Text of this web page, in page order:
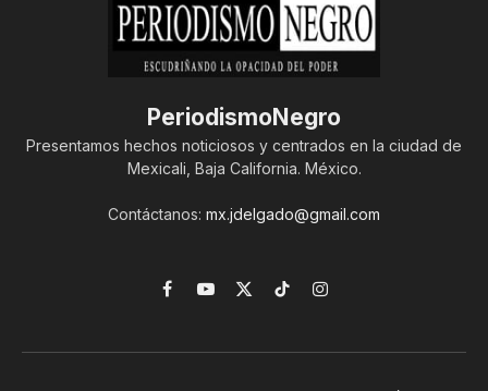
PeriodismoNegro
Presentamos hechos noticiosos y centrados en la ciudad de
Mexicali, Baja California. México.
Contáctanos: mx.jdelgado@gmail.com
Facebook
YouTube
X
TikTokInstagram